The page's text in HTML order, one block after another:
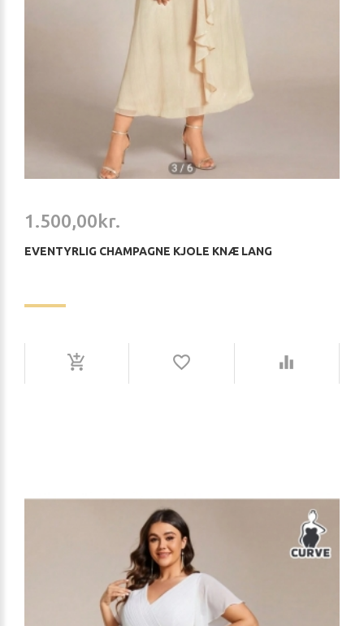
1.500,00kr.
EVENTYRLIG CHAMPAGNE KJOLE KNÆ LANG